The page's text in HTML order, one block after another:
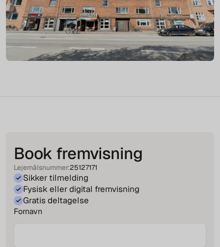
Book fremvisning
Lejemålsnummer:25127171
Sikker tilmelding
Fysisk eller digital fremvisning
Gratis deltagelse
Fornavn